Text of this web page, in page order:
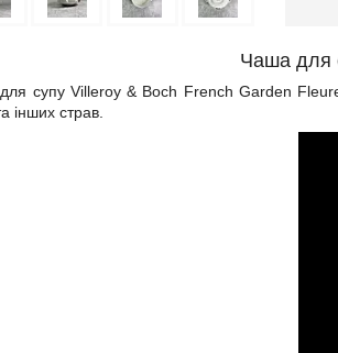
Чаша для
супу Villeroy & Boch French Garden
інших страв.